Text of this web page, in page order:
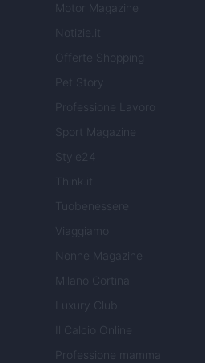
Motor Magazine
Notizie.it
Offerte Shopping
Pet Story
Professione Lavoro
Sport Magazine
Style24
Think.it
Tuobenessere
Viaggiamo
Nonne Magazine
Milano Cortina
Luxury Club
Il Calcio Online
Professione mamma